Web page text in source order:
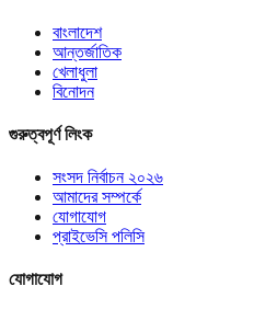
বাংলাদেশ
আন্তর্জাতিক
খেলাধুলা
বিনোদন
গুরুত্বপূর্ণ লিংক
সংসদ নির্বাচন ২০২৬
আমাদের সম্পর্কে
যোগাযোগ
প্রাইভেসি পলিসি
যোগাযোগ